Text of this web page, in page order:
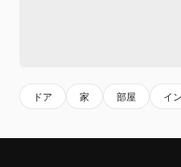
ドア 家 部屋 イ